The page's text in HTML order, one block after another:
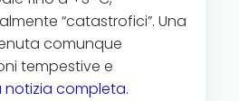
“catastrofici”. Una
comunque
tempestive e
notizia completa.